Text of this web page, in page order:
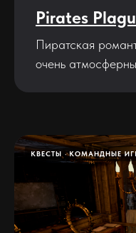
Pirates
Пиратская
очень
КВЕСТЫ КОМАНДНЫЕ